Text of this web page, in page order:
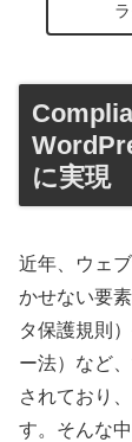
に実現
近年、ウェ
かせない要
タ保護規則
ー法）など
されており
す。そんな